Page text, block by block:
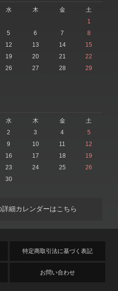
水 木 金
土
1
5 6 7
8
12 13 14
15
19 20 21
22
26 27 28
29
水 木 金
土
2 3 4
5
9 10 11
12
16 17 18
19
23 24 25
26
30
細カレンダーはこちら
特定商取引法に基づく表記
お問い合わせ